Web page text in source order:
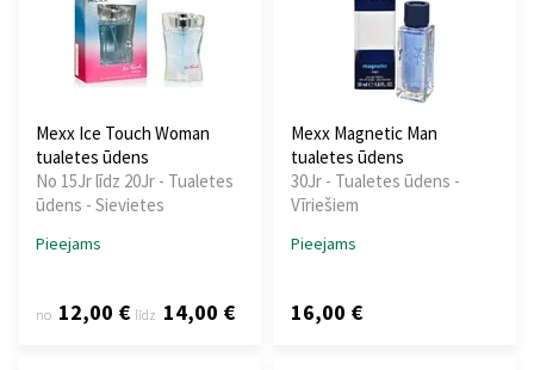
Mexx Ice Touch Woman
tualetes ūdens
No 15Jr līdz 20Jr - Tualetes
ūdens - Sievietes
Pieejams
no 12,00 € līdz 14,00 €
Mexx Magnetic Man
tualetes ūdens
30Jr - Tualetes ūdens -
Vīriešiem
Pieejams
16,00 €